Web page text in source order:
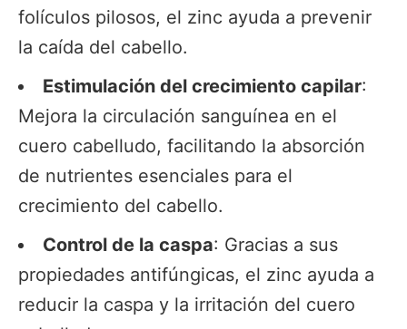
folículos pilosos, el zinc ayuda a prevenir
la caída del cabello.
Estimulación del crecimiento capilar:
Mejora la circulación sanguínea en el
cuero cabelludo, facilitando la absorción
de nutrientes esenciales para el
crecimiento del cabello.
Control de la caspa: Gracias a sus
propiedades antifúngicas, el zinc ayuda a
reducir la caspa y la irritación del cuero